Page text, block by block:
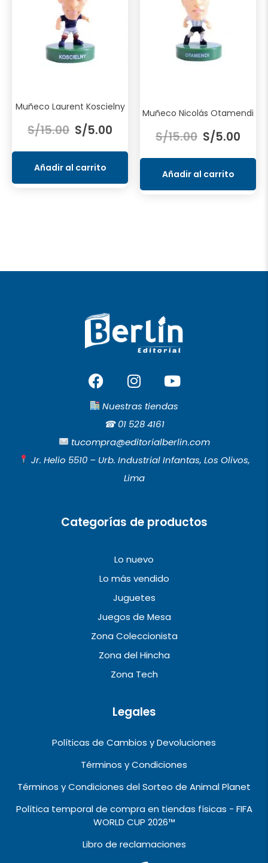
Muñeco Laurent Koscielny
S/15.00 precio
original
era:
S/15.00.
S/5.00
actual
S/5.00.
Añadir al carrito
Muñeco Nicolás Otamendi
S/15.00 precio
original
era:
S/15.00.
S/5.00
S/
Añadir al carrito
F
a
c
b
o
o
I
n
s
t
a
r
a
Y
o
u
u
b
e
Nuestras tiendas
☎︎01 528 4161
tucompra@editorialberlin.com
Jr. Helio 5510 – Urb. Industrial Infantas, Los Olivos,
Lima
Categorías de productos
Lo nuevo
Lo más vendido
Juguetes
Juegos de Mesa
Zona Coleccionista
Zona del Hincha
Zona Tech
Legales
Políticas de Cambios y Devoluciones
Términos y Condiciones
Términos y Condiciones del Sorteo de Animal Planet
Política temporal de compra en tiendas físicas - FIFA
WORLD CUP 2026™️
Libro de reclamaciones